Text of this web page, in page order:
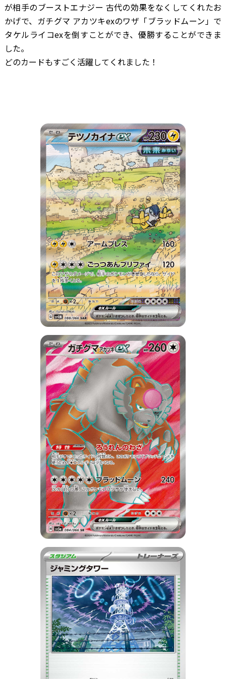
が相手のブーストエナジー 古代の効果をなくしてくれたお
かげで、ガチグマ アカツキexのワザ「ブラッドムーン」で
タケルライコexを倒すことができ、優勝することができま
した。
どのカードもすごく活躍してくれました！